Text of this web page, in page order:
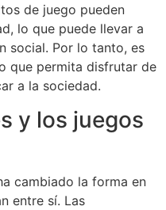
de juego pueden
lo que puede llevar a
social. Por lo tanto, es
que permita disfrutar de
a la sociedad.
y los juegos
cambiado la forma en
entre sí. Las